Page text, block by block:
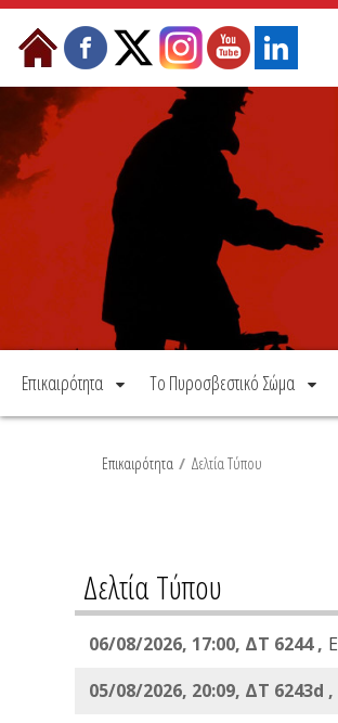
Μετάβαση στο περιεχόμενο
Επικαιρότητα Το Πυροσβεστικό Σώμα
Επικαιρότητα / Δελτία Τύπου
Δελτία Τύπου
06/08/2026, 17:00, ΔΤ 6244 ,
05/08/2026, 20:09, ΔΤ 6243d ,